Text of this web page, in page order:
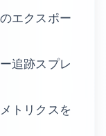
エクスポー
追跡スプレ
トリクスを